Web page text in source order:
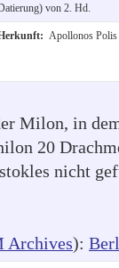
von 2. Hd.
Apollonos Polis
Milon, in
20
nicht
Archives):